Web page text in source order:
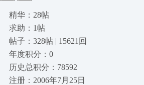
精华：28帖
求助：1帖
帖子：328帖 | 15621回
年度积分：0
历史总积分：78592
注册：2006年7月25日